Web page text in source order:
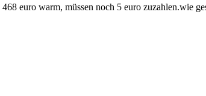
euro warm, müssen noch 5 euro zuzahlen.wie